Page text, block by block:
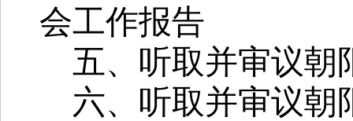
会工作报告
五、听取并审议朝
六、听取并审议朝